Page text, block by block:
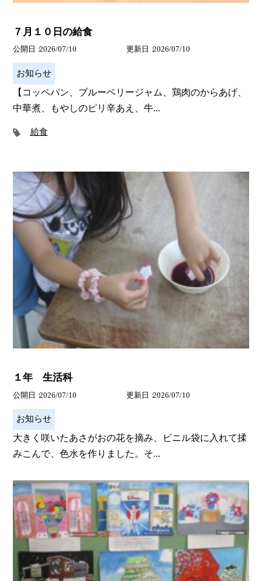
７月１０日の給食
公開日 2026/07/10 更新日 2026/07/10
お知らせ
【コッペパン、ブルーベリージャム、鶏肉のからあげ、
中華煮、もやしのピリ辛あえ、牛...
給食
１年 生活科
公開日 2026/07/10 更新日 2026/07/10
お知らせ
大きく咲いたあさがおの花を摘み、ビニル袋に入れて揉
みこんで、色水を作りました。そ...